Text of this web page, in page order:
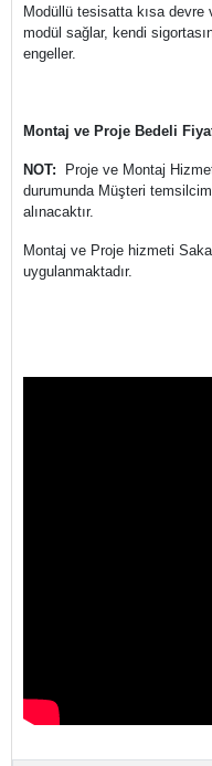
Modüllü tesisatta kısa devre
modül sağlar, kendi
engeller.
Montaj ve Proje Bedeli
NOT:
Proje ve Montaj
durumunda Müşteri
alınacaktır.
Montaj ve Proje hizmeti
uygulanmaktadır.